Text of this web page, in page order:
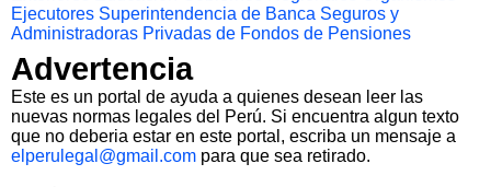
Ejecutores Superintendencia de Banca Seguros y
Administradoras Privadas de Fondos de Pensiones
Advertencia
Este es un portal de ayuda a quienes desean leer las
nuevas normas legales del Perú. Si encuentra algun texto
que no deberia estar en este portal, escriba un mensaje a
elperulegal@gmail.com para que sea retirado.